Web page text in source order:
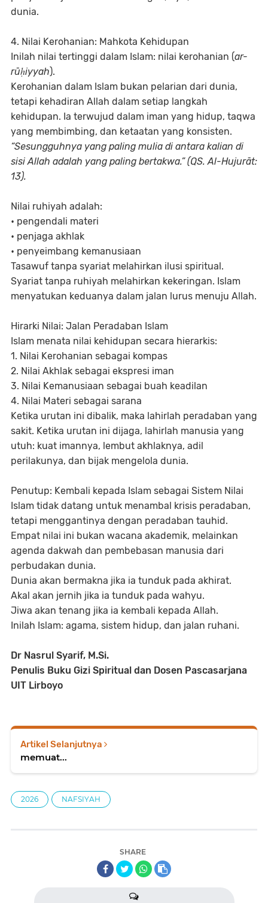
dunia.
4. Nilai Kerohanian: Mahkota Kehidupan
Inilah nilai tertinggi dalam Islam: nilai kerohanian (ar-
rūḥiyyah).
Kerohanian dalam Islam bukan pelarian dari dunia,
tetapi kehadiran Allah dalam setiap langkah
kehidupan. Ia terwujud dalam iman yang hidup, taqwa
yang membimbing, dan ketaatan yang konsisten.
“Sesungguhnya yang paling mulia di antara kalian di
sisi Allah adalah yang paling bertakwa.” (QS. Al-Hujurāt:
13).
Nilai ruhiyah adalah:
• pengendali materi
• penjaga akhlak
• penyeimbang kemanusiaan
Tasawuf tanpa syariat melahirkan ilusi spiritual.
Syariat tanpa ruhiyah melahirkan kekeringan. Islam
menyatukan keduanya dalam jalan lurus menuju Allah.
Hirarki Nilai: Jalan Peradaban Islam
Islam menata nilai kehidupan secara hierarkis:
1. Nilai Kerohanian sebagai kompas
2. Nilai Akhlak sebagai ekspresi iman
3. Nilai Kemanusiaan sebagai buah keadilan
4. Nilai Materi sebagai sarana
Ketika urutan ini dibalik, maka lahirlah peradaban yang
sakit. Ketika urutan ini dijaga, lahirlah manusia yang
utuh: kuat imannya, lembut akhlaknya, adil
perilakunya, dan bijak mengelola dunia.
Penutup: Kembali kepada Islam sebagai Sistem Nilai
Islam tidak datang untuk menambal krisis peradaban,
tetapi menggantinya dengan peradaban tauhid.
Empat nilai ini bukan wacana akademik, melainkan
agenda dakwah dan pembebasan manusia dari
perbudakan dunia.
Dunia akan bermakna jika ia tunduk pada akhirat.
Akal akan jernih jika ia tunduk pada wahyu.
Jiwa akan tenang jika ia kembali kepada Allah.
Inilah Islam: agama, sistem hidup, dan jalan ruhani.
Dr Nasrul Syarif, M.Si.
Penulis Buku Gizi Spiritual dan Dosen Pascasarjana
UIT Lirboyo
Artikel Selanjutnya
memuat...
2026 NAFSIYAH
SHARE